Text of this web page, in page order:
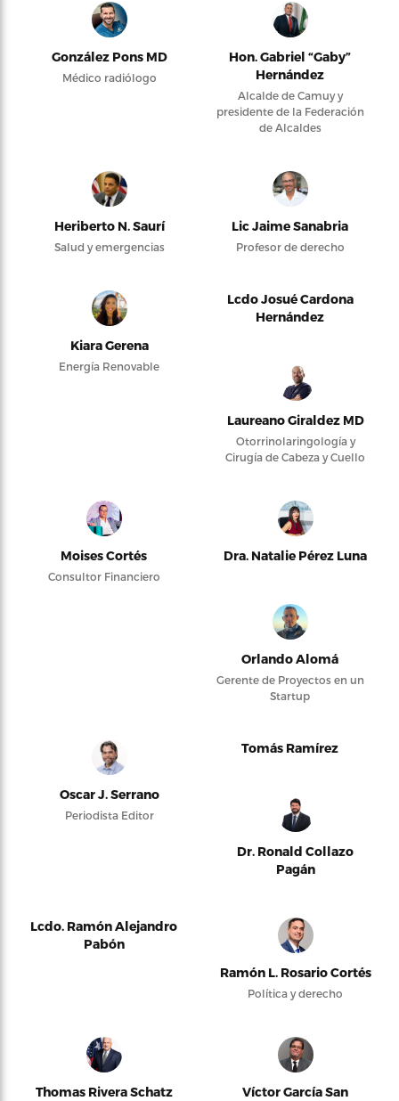
González Pons MD
Médico radiólogo
Hon. Gabriel “Gaby”
Hernández
Alcalde de Camuy y
presidente de la Federación
de Alcaldes
Heriberto N. Saurí
Salud y emergencias
Lic Jaime Sanabria
Profesor de derecho
Kiara Gerena
Energía Renovable
Lcdo Josué Cardona
Hernández
Laureano Giraldez MD
Otorrinolaringología y
Cirugía de Cabeza y Cuello
Moises Cortés
Consultor Financiero
Dra. Natalie Pérez Luna
Orlando Alomá
Gerente de Proyectos en un
Startup
Oscar J. Serrano
Periodista Editor
Tomás Ramírez
Dr. Ronald Collazo
Pagán
Lcdo. Ramón Alejandro
Pabón
Ramón L. Rosario Cortés
Política y derecho
Thomas Rivera Schatz
Víctor García San